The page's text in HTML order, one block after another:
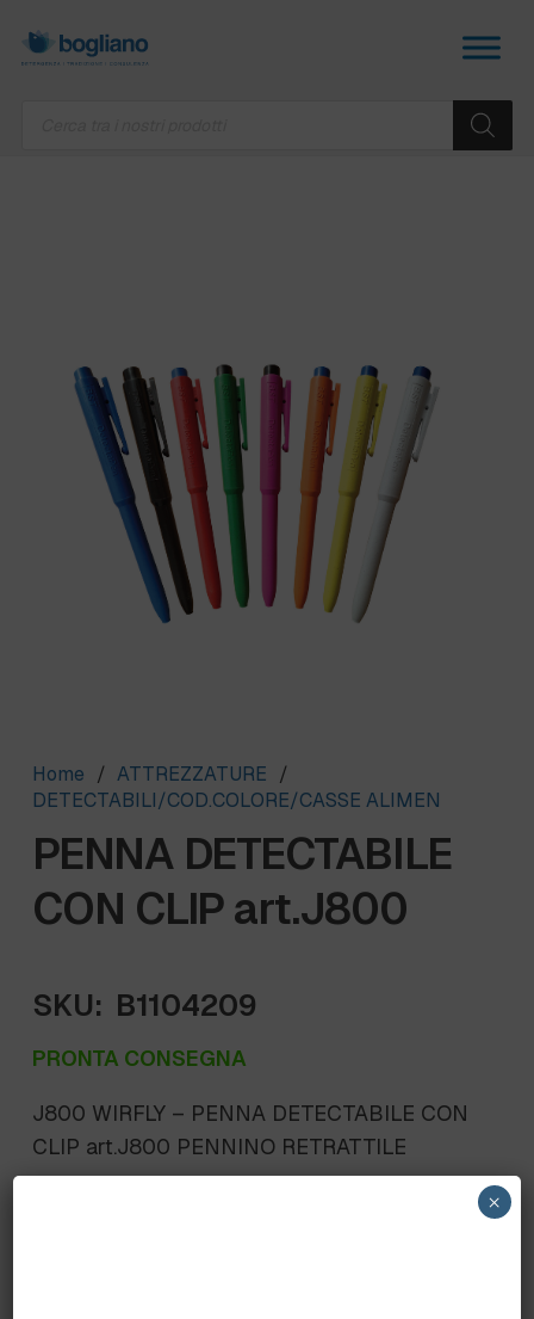
Home / ATTREZZATURE /
DETECTABILI/COD.COLORE/CASSE ALIMEN
PENNA DETECTABILE
CON CLIP art.J800
SKU: B1104209
PRONTA CONSEGNA
J800 WIRFLY – PENNA DETECTABILE CON
CLIP art.J800 PENNINO RETRATTILE
×